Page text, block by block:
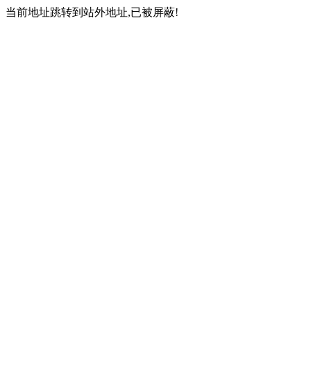
当前地址跳转到站外地址,已被屏蔽!